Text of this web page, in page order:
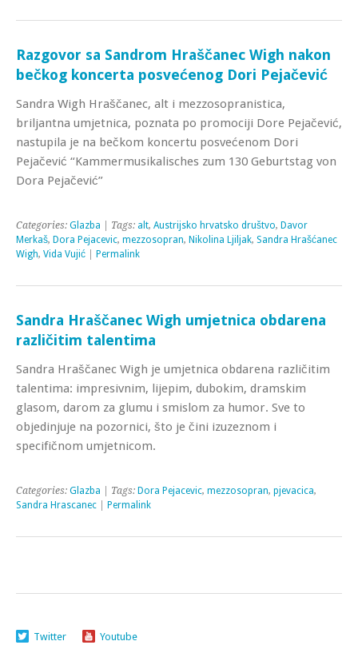
Razgovor sa Sandrom Hraščanec Wigh nakon
bečkog koncerta posvećenog Dori Pejačević
Sandra Wigh Hraščanec, alt i mezzosopranistica,
briljantna umjetnica, poznata po promociji Dore Pejačević,
nastupila je na bečkom koncertu posvećenom Dori
Pejačević “Kammermusikalisches zum 130 Geburtstag von
Dora Pejačević”
Categories: Glazba | Tags: alt, Austrijsko hrvatsko društvo, Davor
Merkaš, Dora Pejacevic, mezzosopran, Nikolina Ljiljak, Sandra Hrašćanec
Wigh, Vida Vujić Permalink
Sandra Hraščanec Wigh umjetnica obdarena
različitim talentima
Sandra Hraščanec Wigh je umjetnica obdarena različitim
talentima: impresivnim, lijepim, dubokim, dramskim
glasom, darom za glumu i smislom za humor. Sve to
objedinjuje na pozornici, što je čini izuzeznom i
specifičnom umjetnicom.
Categories: Glazba | Tags: Dora Pejacevic, mezzosopran, pjevacica,
Sandra Hrascanec
Permalink
Twitter Youtube